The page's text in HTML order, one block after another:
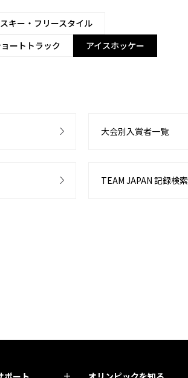
スキー・フリースタイル
ートトラック
アイスホッケー
大会別入賞者一覧
TEAM JAPAN 記録検索